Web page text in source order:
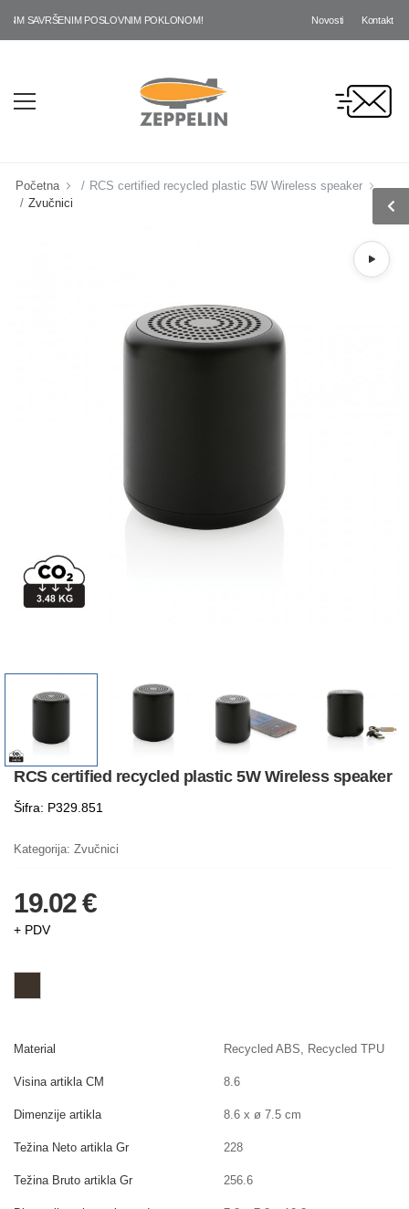
POSLOVNIM POKLONOM! Novosti Kontakt
Početna
RCS certified recycled plastic 5W Wireless speaker
Zvučnici
RCS certified recycled plastic 5W Wireless speaker
Šifra: P329.851
Kategorija: Zvučnici
19.02 €
+ PDV
Material Recycled ABS, Recycled TPU
Visina artikla CM 8.6
Dimenzije artikla 8.6 x ø 7.5 cm
Težina Neto artikla Gr 228
Težina Bruto artikla Gr 256.6